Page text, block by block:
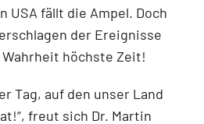
USA fällt die Ampel. Doch
der Ereignisse
höchste Zeit!
Tag, auf den unser Land
freut sich Dr. Martin